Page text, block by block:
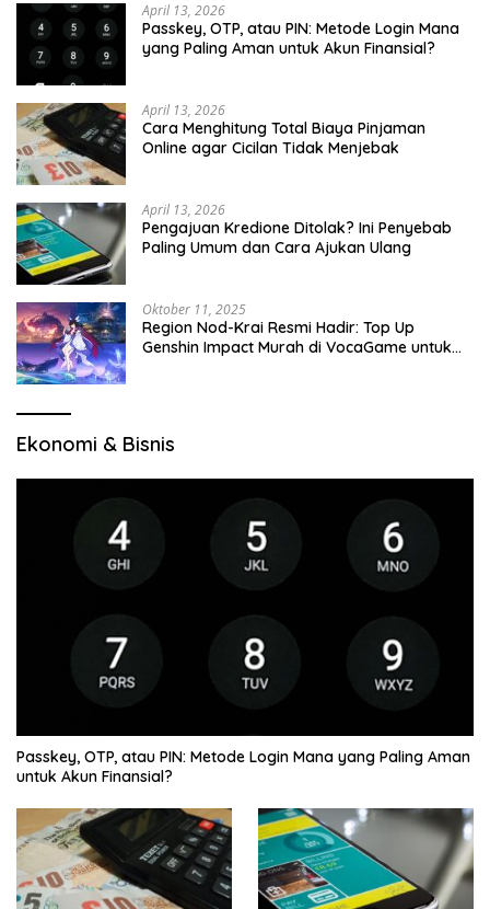
April 13, 2026
Passkey, OTP, atau PIN: Metode Login Mana
yang Paling Aman untuk Akun Finansial?
April 13, 2026
Cara Menghitung Total Biaya Pinjaman
Online agar Cicilan Tidak Menjebak
April 13, 2026
Pengajuan Kredione Ditolak? Ini Penyebab
Paling Umum dan Cara Ajukan Ulang
Oktober 11, 2025
Region Nod-Krai Resmi Hadir: Top Up
Genshin Impact Murah di VocaGame untuk
Ekonomi & Bisnis
Passkey, OTP, atau PIN: Metode Login Mana yang Paling Aman
untuk Akun Finansial?